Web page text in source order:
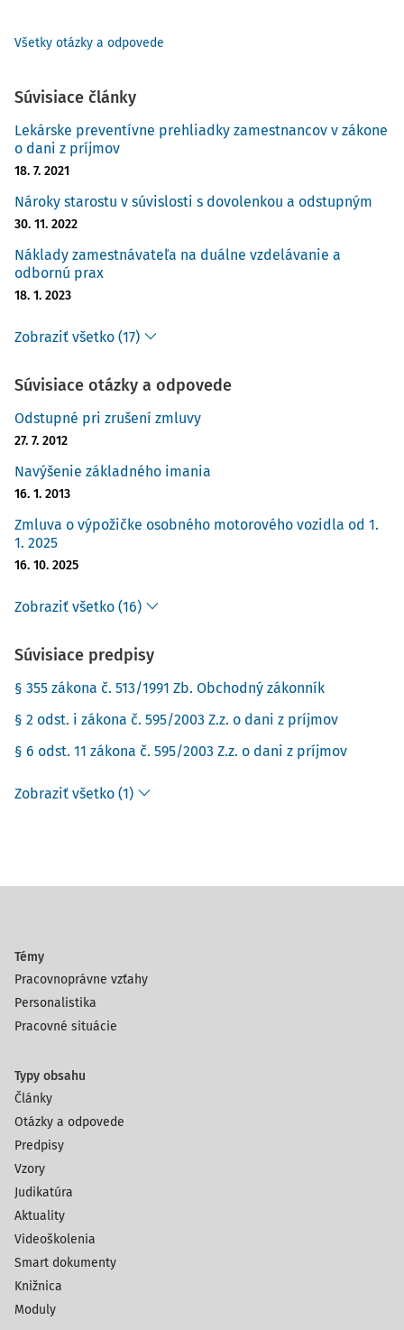
Všetky otázky a odpovede
Súvisiace články
Lekárske preventívne prehliadky zamestnancov v zákone
o dani z príjmov
18. 7. 2021
Nároky starostu v súvislosti s dovolenkou a odstupným
30. 11. 2022
Náklady zamestnávateľa na duálne vzdelávanie a
odbornú prax
18. 1. 2023
Zobraziť všetko (17)
Súvisiace otázky a odpovede
Odstupné pri zrušení zmluvy
27. 7. 2012
Navýšenie základného imania
16. 1. 2013
Zmluva o výpožičke osobného motorového vozidla od 1.
1. 2025
16. 10. 2025
Zobraziť všetko (16)
Súvisiace predpisy
§ 355 zákona č. 513/1991 Zb. Obchodný zákonník
§ 2 odst. i zákona č. 595/2003 Z.z. o dani z príjmov
§ 6 odst. 11 zákona č. 595/2003 Z.z. o dani z príjmov
Zobraziť všetko (1)
Témy
Pracovnoprávne vzťahy
Personalistika
Pracovné situácie
Typy obsahu
Články
Otázky a odpovede
Predpisy
Vzory
Judikatúra
Aktuality
Videoškolenia
Smart dokumenty
Knižnica
Moduly